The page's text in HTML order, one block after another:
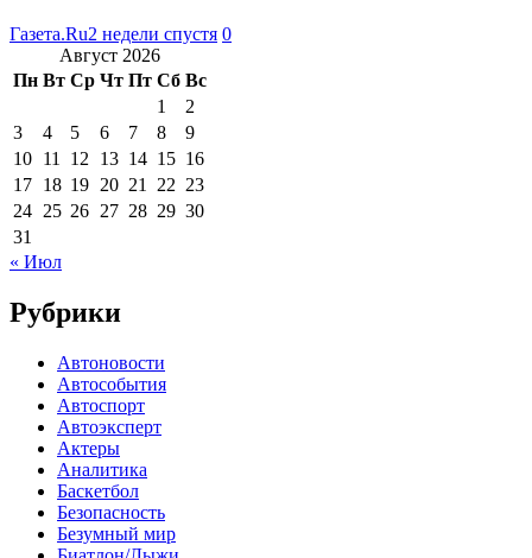
Газета.Ru2 недели спустя 0
Август 2026
Пн Вт Ср Чт Пт Сб Вс
1
2
3
4 5 6 7 8
9
10 11 12 13 14 15 16
17 18 19 20 21 22 23
24 25 26 27 28 29 30
31
« Июл
Рубрики
Автоновости
Автособытия
Автоспорт
Автоэксперт
Актеры
Аналитика
Баскетбол
Безопасность
Безумный мир